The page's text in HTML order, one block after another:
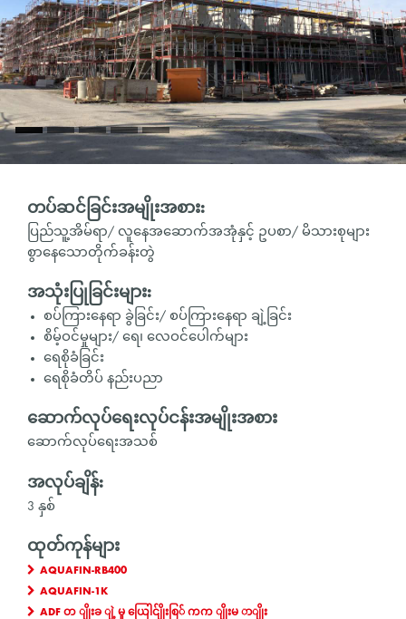
တပ်ဆင်ခြင်းအမျိုးအစား:
ပြည်သူ့အိမ်ရာ/ လူနေအဆောက်အအုံနှင့် ဥပစာ/ မိသားစုများ
စွာနေသောတိုက်ခန်းတွဲ
အသုံးပြုခြင်းများ:
စပ်ကြားနေရာ ခွဲခြင်း/ စပ်ကြားနေရာ ချဲ့ခြင်း
စိမ့်ဝင်မှုများ/ ရေ၊ လေဝင်ပေါက်များ
ရေစိုခံခြင်း
ရေစိုခံတိပ် နည်းပညာ
ဆောက်လုပ်ရေးလုပ်ငန်းအမျိုးအစား
ဆောက်လုပ်ရေးအသစ်
အလုပ်ချိန်:
3 နှစ်
ထုတ်ကုန်များ
AQUAFIN-RB400
AQUAFIN-1K
ADF တ ျိုးခ ျဲ့ မှု ယြေါင်ျိုးစြ် ကက ျိုးမ ာျိုး